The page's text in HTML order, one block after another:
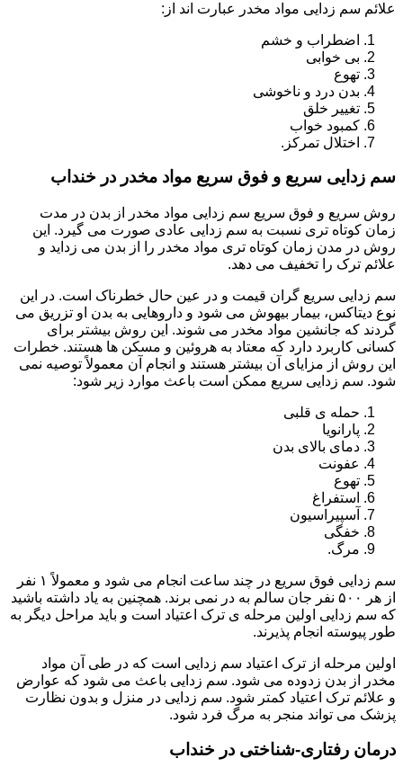
علائم سم زدایی مواد مخدر عبارت اند از:
اضطراب و خشم
بی خوابی
تهوع
بدن درد و ناخوشی
تغییر خلق
کمبود خواب
اختلال تمرکز.
سم زدایی سریع و فوق سریع مواد مخدر در خنداب
روش سریع و فوق سریع سم زدایی مواد مخدر از بدن در مدت
زمان کوتاه تری نسبت به سم زدایی عادی صورت می گیرد. این
روش در مدن زمان کوتاه تری مواد مخدر را از بدن می زداید و
علائم ترک را تخفیف می دهد.
سم زدایی سریع گران قیمت و در عین حال خطرناک است. در این
نوع دیتاکس، بیمار بیهوش می شود و داروهایی به بدن او تزریق می
گردند که جانشین مواد مخدر می شوند. این روش بیشتر برای
کسانی کاربرد دارد که معتاد به هروئین و مسکن ها هستند. خطرات
این روش از مزایای آن بیشتر هستند و انجام آن معمولاً توصیه نمی
شود. سم زدایی سریع ممکن است باعث موارد زیر شود:
حمله ی قلبی
پارانویا
دمای بالای بدن
عفونت
تهوع
استفراغ
آسپیراسیون
خفگی
مرگ.
سم زدایی فوق سریع در چند ساعت انجام می شود و معمولاً ۱ نفر
از هر ۵۰۰ نفر جان سالم به در نمی برند. همچنین به یاد داشته باشید
که سم زدایی اولین مرحله ی ترک اعتیاد است و باید مراحل دیگر به
طور پیوسته انجام پذیرند.
اولین مرحله از ترک اعتیاد سم زدایی است که در طی آن مواد
مخدر از بدن زدوده می شود. سم زدایی باعث می شود که عوارض
و علائم ترک اعتیاد کمتر شود. سم زدایی در منزل و بدون نظارت
پزشک می تواند منجر به مرگ فرد شود.
درمان رفتاری-شناختی در خنداب